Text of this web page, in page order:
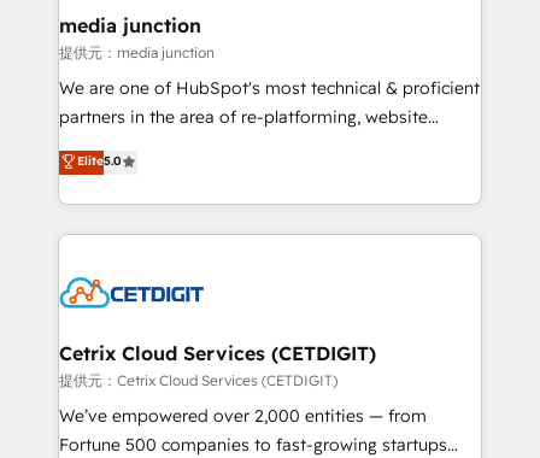
Mexico, USA, and Portugal—we've executed over a
hundred successful operations. Our approach,
rooted in RevOps principles, integrates analysis,
training, planning, and qualification. Leveraging
inbound marketing tactics, we focus on
understanding, nurturing, and converting leads.
competitive market.
media junction
提供元：media junction
We are one of HubSpot's most technical & proficient
partners in the area of re-platforming, website
design & development. We specialize in multi-hub
implementations for mid-market & enterprise
companies. We are woman-owned, powered by
coffee, and we ❤️ dogs. We produce award-winning
Impact Award 🏆2022 Technical Expertise Impact
Award 🏆2020 Elite Solutions Partner 🏆2019
Integrations HubSpot Impact Award 🏆2019
Marketing Enablement HubSpot Impact Award 🏆
2018 Website Design HubSpot Impact Award 🏆2017
Elite5.0
Cetrix Cloud Services (CETDIGIT)
提供元：Cetrix Cloud Services (CETDIGIT)
We’ve empowered over 2,000 entities — from
Fortune 500 companies to fast-growing startups